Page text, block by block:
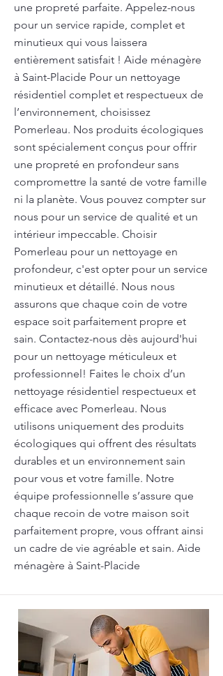
une propreté parfaite. Appelez-nous
pour un service rapide, complet et
minutieux qui vous laissera
entièrement satisfait ! Aide ménagère
à Saint-Placide Pour un nettoyage
résidentiel complet et respectueux de
l’environnement, choisissez
Pomerleau. Nos produits écologiques
sont spécialement conçus pour offrir
une propreté en profondeur sans
compromettre la santé de votre famille
ni la planète. Vous pouvez compter sur
nous pour un service de qualité et un
intérieur impeccable. Choisir
Pomerleau pour un nettoyage en
profondeur, c'est opter pour un service
minutieux et détaillé. Nous nous
assurons que chaque coin de votre
espace soit parfaitement propre et
sain. Contactez-nous dès aujourd'hui
pour un nettoyage méticuleux et
professionnel! Faites le choix d’un
nettoyage résidentiel respectueux et
efficace avec Pomerleau. Nous
utilisons uniquement des produits
écologiques qui offrent des résultats
durables et un environnement sain
pour vous et votre famille. Notre
équipe professionnelle s’assure que
chaque recoin de votre maison soit
parfaitement propre, vous offrant ainsi
un cadre de vie agréable et sain. Aide
ménagère à Saint-Placide